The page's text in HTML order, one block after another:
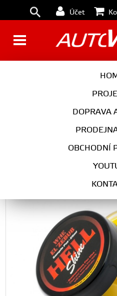
Účet
DOPRAVA
OBCHODNÍ
Hellshine
na
Hellshine